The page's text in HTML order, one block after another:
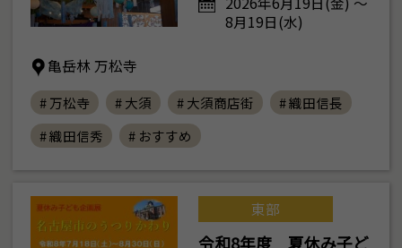
8月19日(水)
亀岳林 万松寺
# 万松寺 # 大須 # 大須商店街
# 織田信長
# 織田信秀
# おすすめ
東部
令和8年度 夏休み子ど